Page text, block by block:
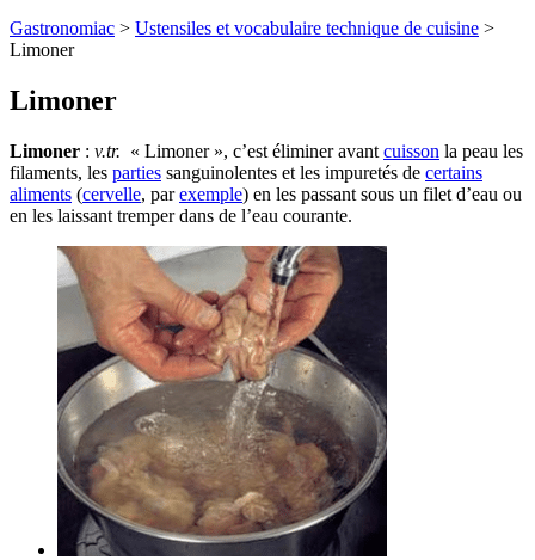
Gastronomiac > Ustensiles et vocabulaire technique de cuisine >
Limoner
Limoner
Limoner : v.tr. « Limoner », c’est éliminer avant cuisson la peau les
filaments, les parties sanguinolentes et les impuretés de certains
aliments (cervelle, parexemple) en les passant sous un filet d’eau ou
en les laissant tremper dans de l’eau courante.